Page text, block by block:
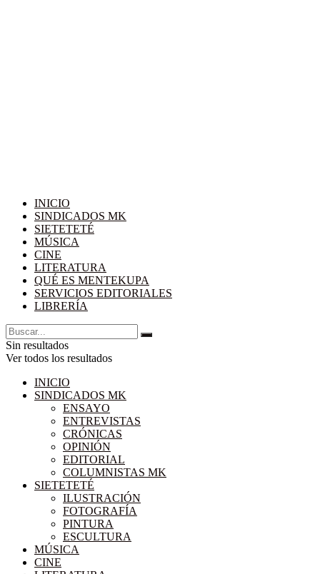
INICIO
SINDICADOS MK
SIETETETÉ
MÚSICA
CINE
LITERATURA
QUÉ ES MENTEKUPA
SERVICIOS EDITORIALES
LIBRERÍA
Sin resultados
Ver todos los resultados
INICIO
SINDICADOS MK
ENSAYO
ENTREVISTAS
CRÓNICAS
OPINIÓN
EDITORIAL
COLUMNISTAS MK
SIETETETÉ
ILUSTRACIÓN
FOTOGRAFÍA
PINTURA
ESCULTURA
MÚSICA
CINE